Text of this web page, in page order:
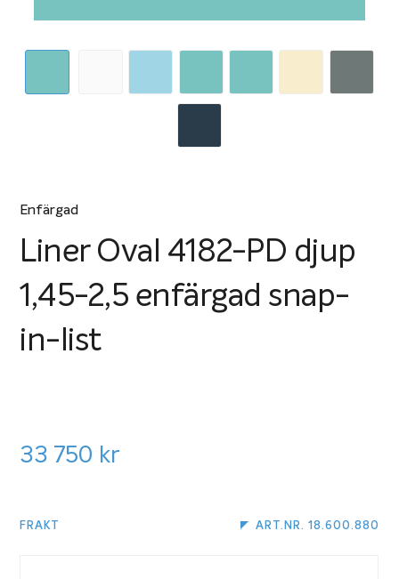
Enfärgad
Liner Oval 4182-PD djup
1,45-2,5 enfärgad snap-
in-list
33 750 kr
FRAKT ART.NR. 18.600.880